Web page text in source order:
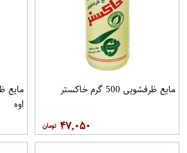
مایع ظرفشویی 500 گرم خاکستر
۴۷,۰۵۰
اوه